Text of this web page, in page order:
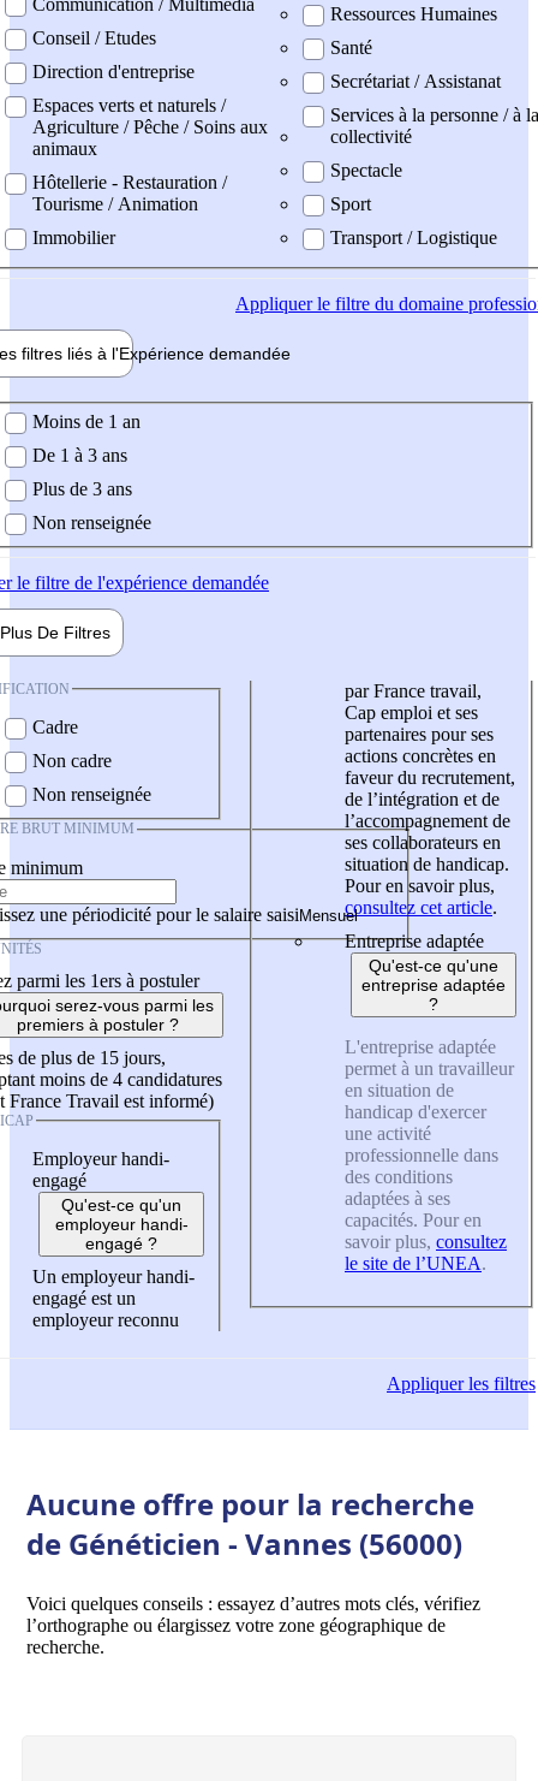
Conseil / Etudes
Direction d'entreprise
Espaces verts et naturels /
Agriculture / Pêche / Soins aux
animaux
Hôtellerie - Restauration /
Tourisme / Animation
Immobilier
Ressources Humaines
Santé
Secrétariat / Assistanat
Services à la personne / à la
collectivité
Spectacle
Sport
Transport / Logistique
Appliquerle filtre du domaine
filtres liés à l'Expérience demandée
demandée
Moins de 1 an
De 1 à 3 ans
Plus de 3 ans
Non renseignée
le filtre de l'expérience demandée
Plus De Filtres
Cadre
Non cadre
Non renseignée
BRUT MINIMUM
minimum
une périodicité pour le salaire saisi
parmi les 1ers à postuler
serez-vous parmi les
premiers à postuler ?
de plus de 15 jours,
moins de 4 candidatures
France Travail est informé)
Employeur handi-
engagé
Qu'est-ce qu'un
employeur handi-
engagé ?
Un employeur handi-
engagé est un
employeur reconnu
par France travail,
Cap emploi et ses
partenaires pour ses
actions concrètes en
faveur du recrutement,
de l’intégration et de
l’accompagnement de
ses collaborateurs en
situation de handicap.
Pour en savoir plus,
consultez cet article.
Entreprise adaptée
Qu'est-ce qu'une
entreprise adaptée
?
L'entreprise adaptée
permet à un travailleur
en situation de
handicap d'exercer
une activité
professionnelle dans
des conditions
adaptées à ses
capacités. Pour en
savoir plus, consultez
le site de l’UNEA.
Appliquerles filtres
Aucune offre pour la recherche
de Généticien - Vannes (56000)
Voici quelques conseils : essayez d’autres mots clés, vérifiez
l’orthographe ou élargissez votre zone géographique de
recherche.